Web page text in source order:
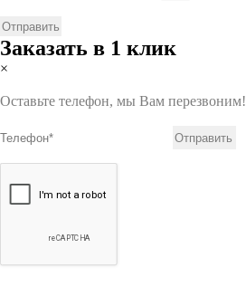
Заказать в 1 клик
×
Оставьте телефон, мы Вам перезвоним!